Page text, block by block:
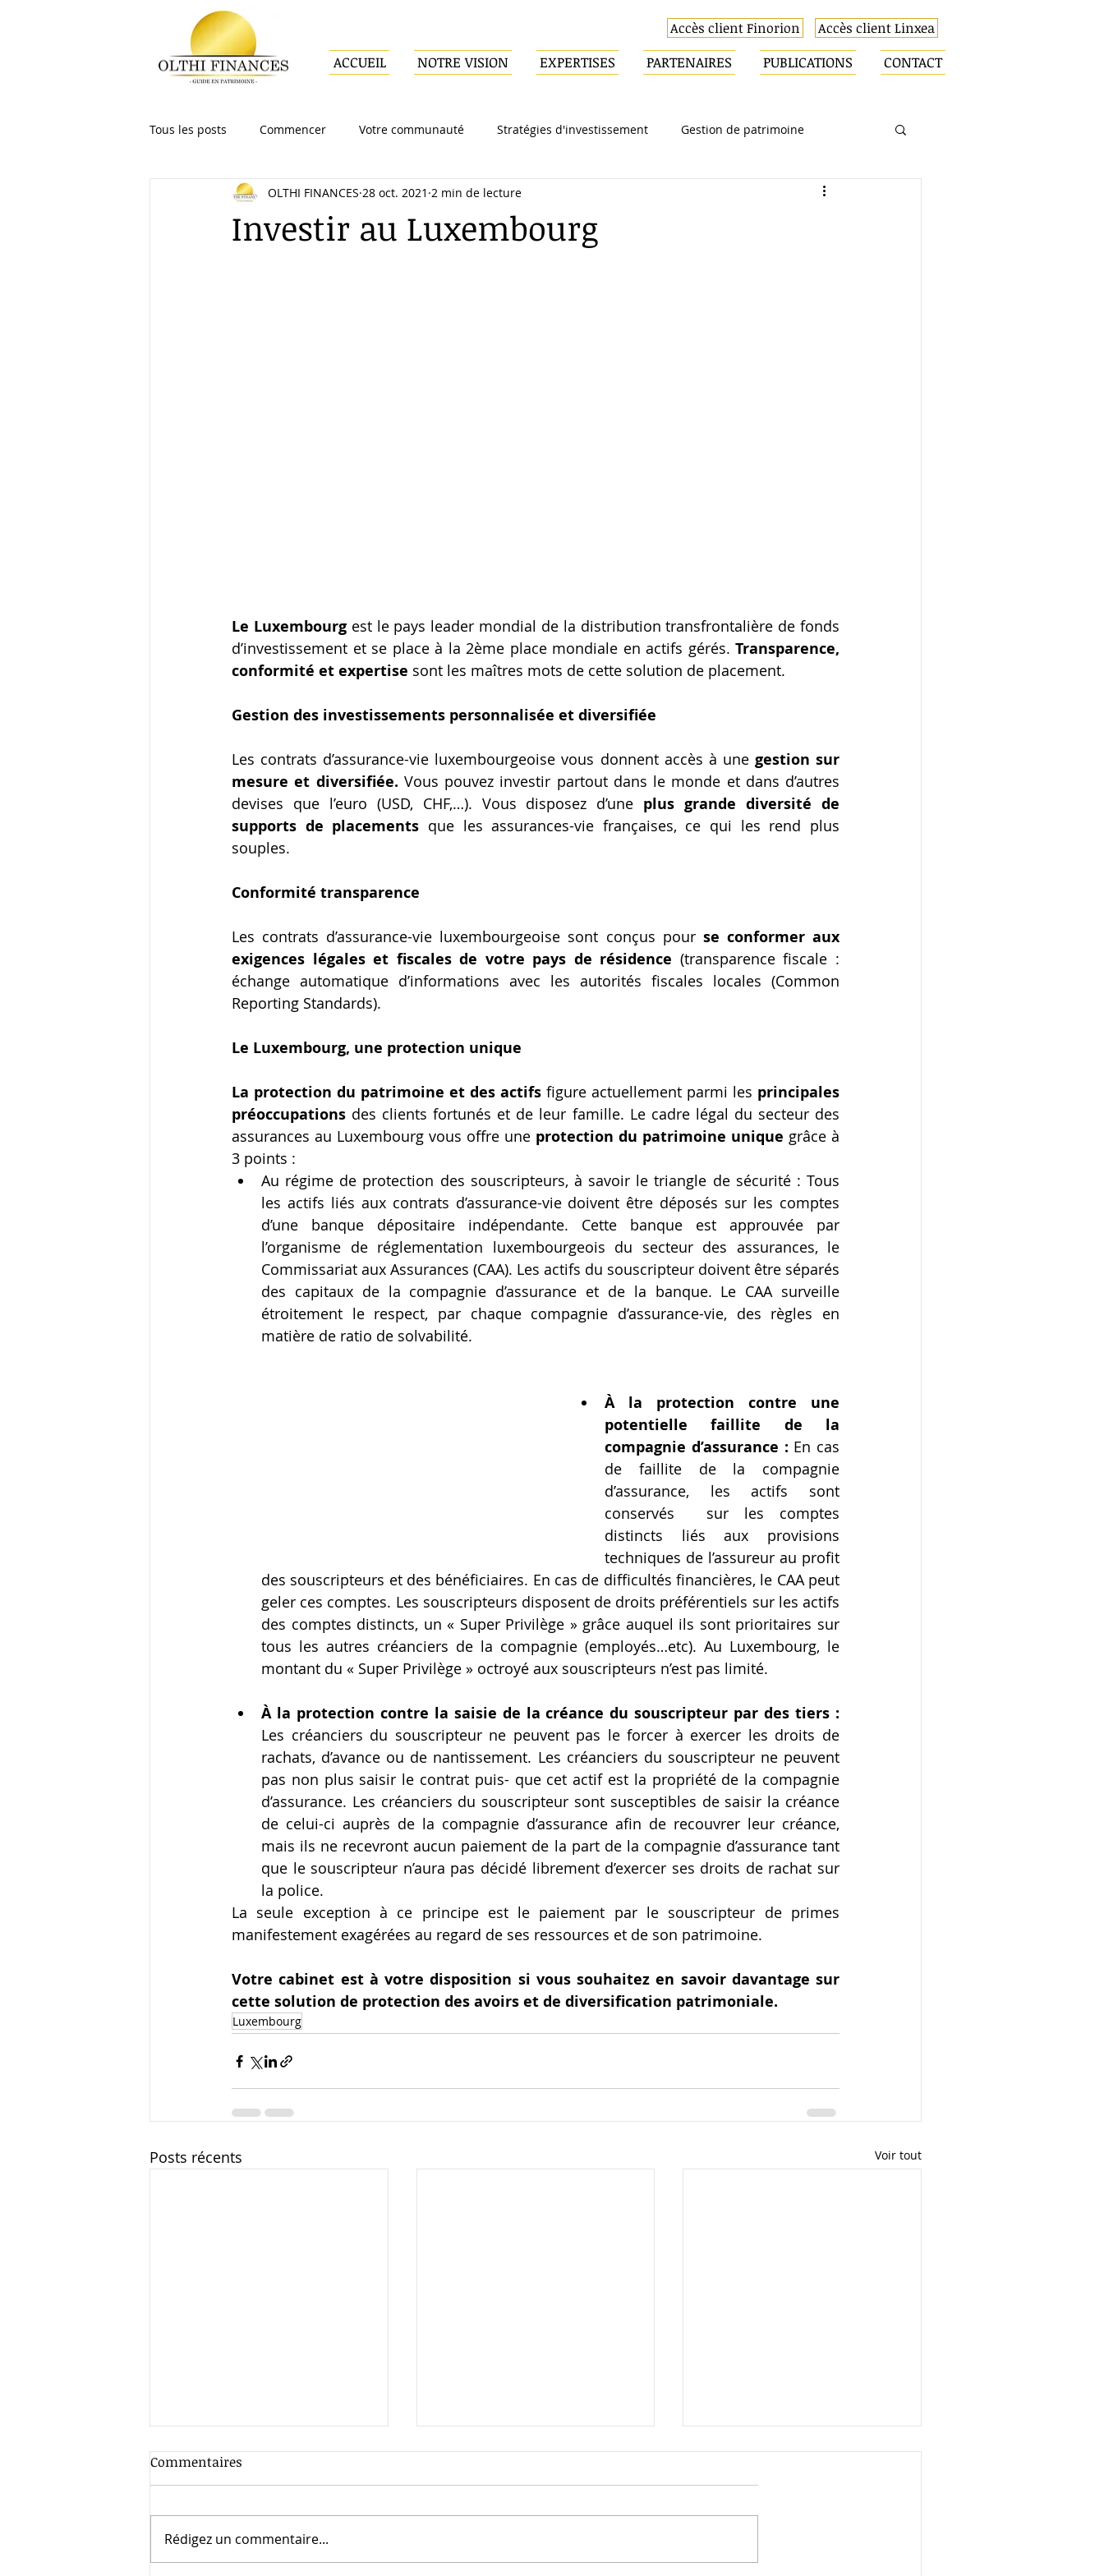
Accès client Finorion Accès client Linxea
ACCUEIL NOTRE VISION EXPERTISES PARTENAIRES PUBLICATIONS CONTACT
Tous les posts Commencer Votre communauté Stratégies d'investissement Gestion de patrimoine
Assurance-vie Optimisation Fiscale Immobilier
Investir au Luxembourg
OLTHI FINANCES 28 oct. 2021 2 min de lecture
Le Luxembourg est le pays leader mondial de la distribution transfrontalière de fonds
d’investissement et se place à la 2ème place mondiale en actifs gérés. Transparence,
conformité et expertise sont les maîtres mots de cette solution de placement.
Gestion des investissements personnalisée et diversifiée
Les contrats d’assurance-vie luxembourgeoise vous donnent accès à une gestion sur
mesure et diversifiée. Vous pouvez investir partout dans le monde et dans d’autres
devises que l’euro (USD, CHF,…). Vous disposez d’une plus grande diversité de
supports de placements que les assurances-vie françaises, ce qui les rend plus
souples.
Conformité transparence
Les contrats d’assurance-vie luxembourgeoise sont conçus pour se conformer aux
exigences légales et fiscales de votre pays de résidence (transparence fiscale :
échange automatique d’informations avec les autorités fiscales locales (Common
Reporting Standards).
Le Luxembourg, une protection unique
La protection du patrimoine et des actifs figure actuellement parmi les principales
préoccupations des clients fortunés et de leur famille. Le cadre légal du secteur des
assurances au Luxembourg vous offre une protection du patrimoine unique grâce à
3 points :
Au régime de protection des souscripteurs, à savoir le triangle de sécurité : Tous
les actifs liés aux contrats d’assurance-vie doivent être déposés sur les comptes
d’une banque dépositaire indépendante. Cette banque est approuvée par
l’organisme de réglementation luxembourgeois du secteur des assurances, le
Commissariat aux Assurances (CAA). Les actifs du souscripteur doivent être séparés
des capitaux de la compagnie d’assurance et de la banque. Le CAA surveille
étroitement le respect, par chaque compagnie d’assurance-vie, des règles en
matière de ratio de solvabilité.
À la protection contre une
potentielle faillite de la
compagnie d’assurance : En cas
de faillite de la compagnie
d’assurance, les actifs sont
conservés  sur les comptes
distincts liés aux provisions
techniques de l’assureur au profit
des souscripteurs et des bénéficiaires. En cas de difficultés financières, le CAA peut
geler ces comptes. Les souscripteurs disposent de droits préférentiels sur les actifs
des comptes distincts, un « Super Privilège » grâce auquel ils sont prioritaires sur
tous les autres créanciers de la compagnie (employés…etc). Au Luxembourg, le
montant du « Super Privilège » octroyé aux souscripteurs n’est pas limité.
À la protection contre la saisie de la créance du souscripteur par des tiers :
Les créanciers du souscripteur ne peuvent pas le forcer à exercer les droits de
rachats, d’avance ou de nantissement. Les créanciers du souscripteur ne peuvent
pas non plus saisir le contrat puis- que cet actif est la propriété de la compagnie
d’assurance. Les créanciers du souscripteur sont susceptibles de saisir la créance
de celui-ci auprès de la compagnie d’assurance afin de recouvrer leur créance,
mais ils ne recevront aucun paiement de la part de la compagnie d’assurance tant
que le souscripteur n’aura pas décidé librement d’exercer ses droits de rachat sur
la police.
La seule exception à ce principe est le paiement par le souscripteur de primes
manifestement exagérées au regard de ses ressources et de son patrimoine.
Votre cabinet est à votre disposition si vous souhaitez en savoir davantage sur
cette solution de protection des avoirs et de diversification patrimoniale.
Luxembourg
Posts récents Voir tout
Commentaires
Rédigez un commentaire...